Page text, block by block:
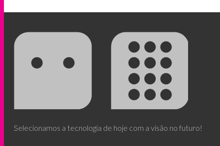
Selecionamos a tecnologia de hoje com a visão no futuro!